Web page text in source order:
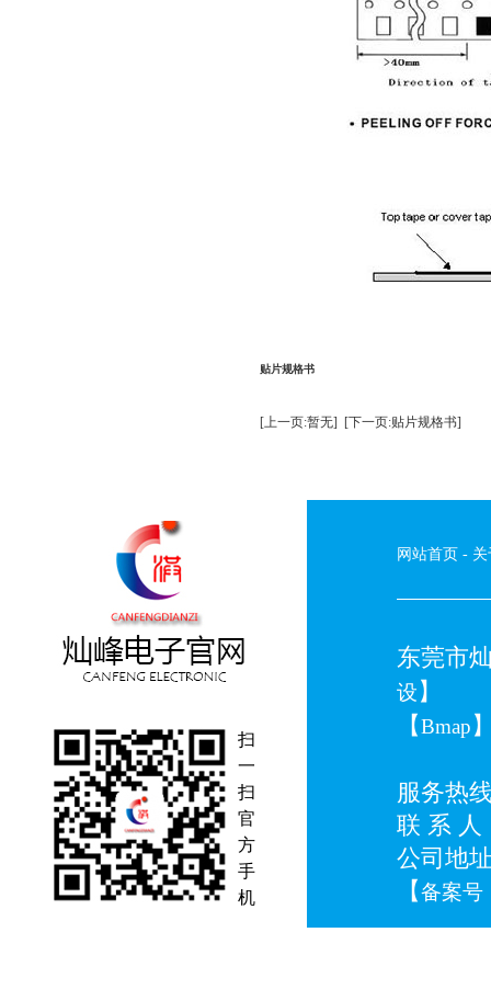
贴片规格书
[上一页:暂无] [下一页:贴片规格书]
扫
一
扫
官
方
手
机
网站首页 -
东莞市
设】
【Bmap
服务热
联 系 人
公司地
【备案号